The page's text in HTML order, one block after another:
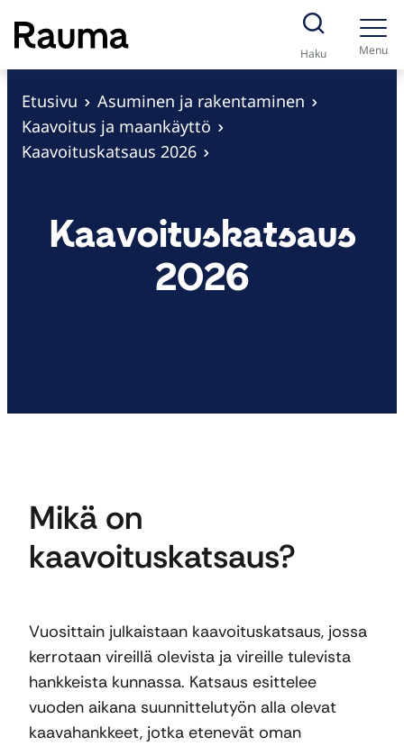
S
i
Haku Menu
Etusivu
Asuminen ja rakentaminen
Kaavoitus ja maankäyttö
Kaavoituskatsaus 2026
Kaavoituskatsaus
2026
Mikä on
kaavoituskatsaus?
Vuosittain julkaistaan kaavoituskatsaus, jossa
kerrotaan vireillä olevista ja vireille tulevista
hankkeista kunnassa. Katsaus esittelee
vuoden aikana suunnittelutyön alla olevat
kaavahankkeet, jotka etenevät oman